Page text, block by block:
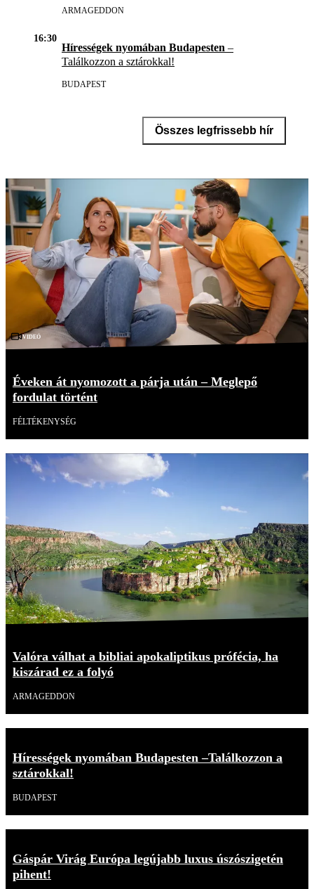
ARMAGEDDON
16:30
Hírességek nyomában Budapesten –
Találkozzon a sztárokkal!
BUDAPEST
Összes legfrissebb hír
Videó
Éveken át nyomozott a párja után – Meglepő
fordulat történt
FÉLTÉKENYSÉG
Valóra válhat a bibliai apokaliptikus prófécia, ha
kiszárad ez a folyó
ARMAGEDDON
Hírességek nyomában Budapesten –Találkozzon a
sztárokkal!
BUDAPEST
Gáspár Virág Európa legújabb luxus úszószigetén
pihent!